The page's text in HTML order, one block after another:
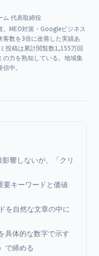
ム 代表取締役
MEO対策・Googleビジネス
数を3倍に改善した実績あ
投稿は累計閲覧数1,155万回
の力を熟知している。地域集
中。
響しないが、「クリ
要キーワードと価値
を自然な文章の中に
具体的な数字で示す
で締める